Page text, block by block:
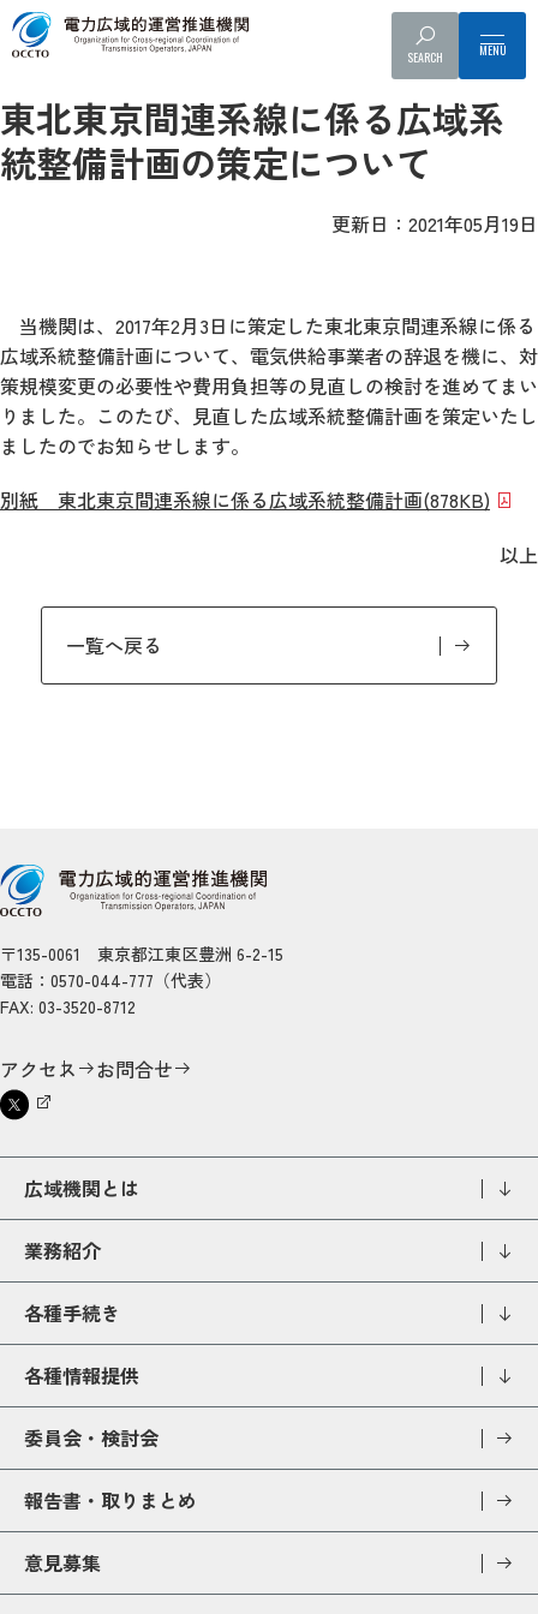
SEARCH
事業者へのお知らせ
報告書・取りまとめ
広域系統長期方針・整備計画
東北東京間連系線に係る広域系
統整備計画の策定について
更新日：2021年05月19日
当機関は、2017年2月3日に策定した東北東京間連系線に係る
広域系統整備計画について、電気供給事業者の辞退を機に、対
策規模変更の必要性や費用負担等の見直しの検討を進めてまい
りました。このたび、見直した広域系統整備計画を策定いたし
ましたのでお知らせします。
別紙 東北東京間連系線に係る広域系統整備計画(878KB)
以上
一覧へ戻る
〒135-0061 東京都江東区豊洲 6-2-15
電話：0570-044-777（代表）
FAX: 03-3520-8712
アクセス お問合せ
広域機関とは
業務紹介
各種手続き
各種情報提供
委員会・検討会
報告書・取りまとめ
意見募集